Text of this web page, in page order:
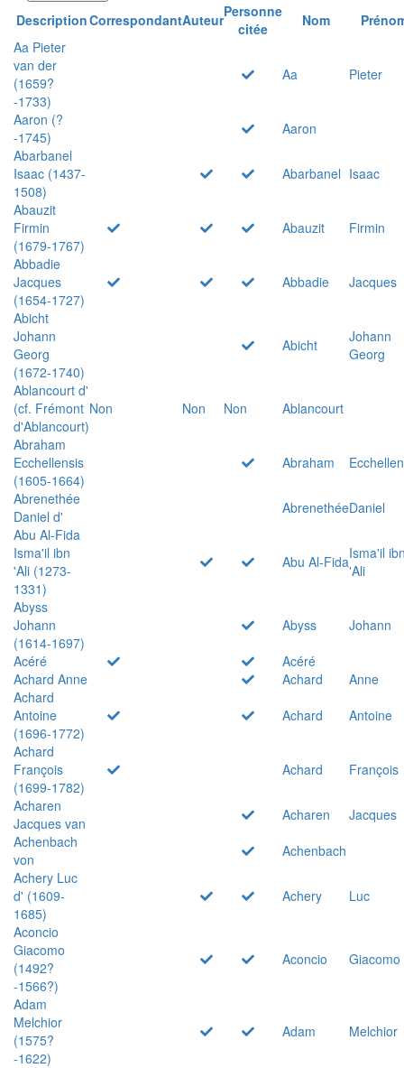
DescriptionCorrespondantAuteurPersonne
citée
Nom
Aa Pieter
van der
(1659?
-1733)
Aa Pieter
Aaron (?
-1745)
Aaron
Abarbanel
Isaac (1437-
1508)
Abarbanel Isaac
Abauzit
Firmin
(1679-1767)
Abauzit
Firmin
Abbadie
Jacques
(1654-1727)
Abbadie
Jacques
Abicht
Johann
Georg
(1672-1740)
Abicht
Johann
Georg
Ablancourt d'
(cf. Frémont
d'Ablancourt)
Non Non Non
Ablancourt
Abraham
Ecchellensis
(1605-1664)
Abraham
Abrenethée
Daniel d'
AbrenethéeDaniel
Abu Al-Fida
Isma'il ibn
'Ali (1273-
1331)
Abu Al-FidaIsma'il
'Ali
Abyss
Johann
(1614-1697)
Abyss
Johann
Acéré
Acéré
Achard Anne
Achard
Anne
Achard
Antoine
(1696-1772)
Achard
Antoine
Achard
François
(1699-1782)
Achard
François
Acharen
Jacques van
Acharen
Jacques
Achenbach
von
Achenbach
Achery Luc
d' (1609-
1685)
Achery
Luc
Aconcio
Giacomo
(1492?
-1566?)
Aconcio Giacomo
Adam
Melchior
(1575?
-1622)
Adam Melchior